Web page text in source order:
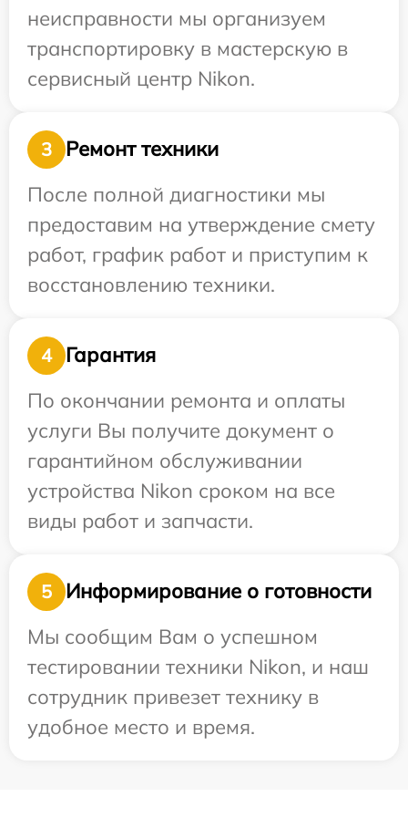
неисправности мы организуем
транспортировку в мастерскую в
сервисный центр Nikon.
3
Ремонт техники
После полной диагностики мы
предоставим на утверждение смету
работ, график работ и приступим к
восстановлению техники.
4
Гарантия
По окончании ремонта и оплаты
услуги Вы получите документ о
гарантийном обслуживании
устройства Nikon сроком на все
виды работ и запчасти.
5
Информирование о готовности
Мы сообщим Вам о успешном
тестировании техники Nikon, и наш
сотрудник привезет технику в
удобное место и время.